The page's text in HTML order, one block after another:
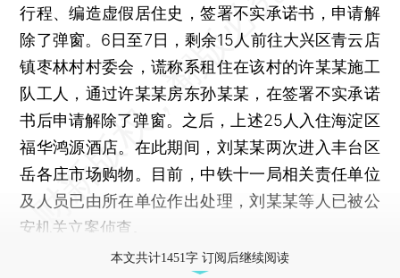
行程、编造虚假居住史，签署不实承诺书，申请解
除了弹窗。6日至7日，剩余15人前往大兴区青云店
镇枣林村村委会，谎称系租住在该村的许某某施工
队工人，通过许某某房东孙某某，在签署不实承诺
书后申请解除了弹窗。之后，上述25人入住海淀区
福华鸿源酒店。在此期间，刘某某两次进入丰台区
岳各庄市场购物。目前，中铁十一局相关责任单位
及人员已由所在单位作出处理，刘某某等人已被公
安机关立案侦查。
本文共计1451字 订阅后继续阅读